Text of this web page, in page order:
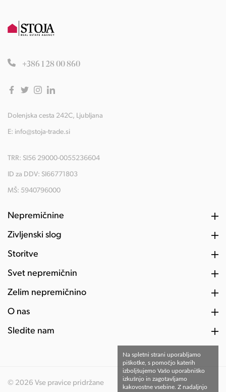
+386 1 28 00 860
Dolenjska cesta 242C, Ljubljana
E: info@stoja-trade.si
TRR: SI56 29000-0055236604
ID za DDV: SI66771803
MŠ: 5940796000
Nepremičnine
Življenski slog
Storitve
Svet nepremičnin
Želim nepremičnino
O nas
Sledite nam
© 2026 Vse pravice pridržane
Na spletni strani uporabljamo
piškotke, s pomočjo katerih
izboljšujemo Vašo uporabniško
izkušnjo in zagotavljamo
kakovostne vsebine. Z nadaljnjo